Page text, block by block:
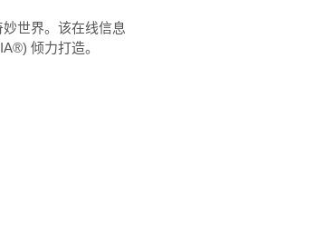
世界。该在线信息
倾力打造。